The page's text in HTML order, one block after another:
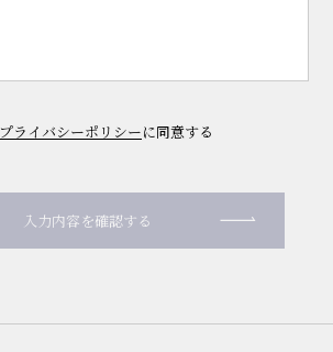
プライバシーポリシーに同意する
入力内容を確認する